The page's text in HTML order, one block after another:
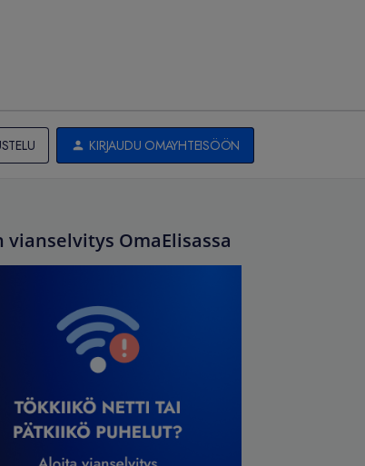
KIRJAUDU OMAYHTEISÖÖN
vianselvitys OmaElisassa